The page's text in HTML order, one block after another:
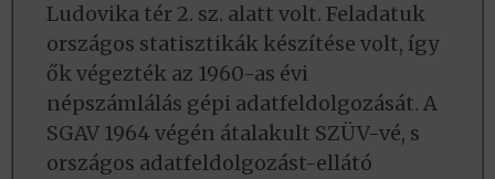
Ludovika tér 2. sz. alatt volt. Feladatuk
országos statisztikák készítése volt, így
ők végezték az 1960-as évi
népszámlálás gépi adatfeldolgozását. A
SGAV 1964 végén átalakult SZÜV-vé, s
országos adatfeldolgozást-ellátó